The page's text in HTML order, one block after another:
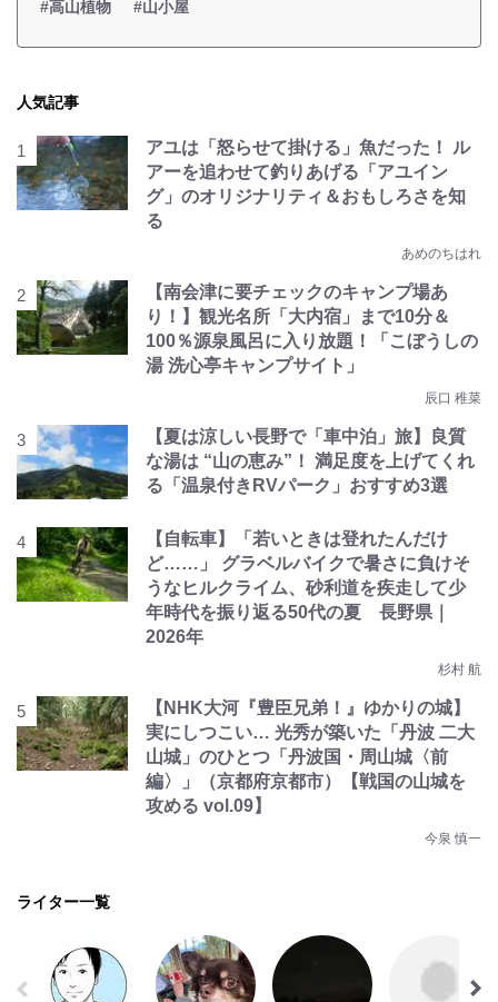
#高山植物
#山小屋
人気記事
アユは「怒らせて掛ける」魚だった！ ル
アーを追わせて釣りあげる「アユイン
グ」のオリジナリティ＆おもしろさを知
る
あめのちはれ
【南会津に要チェックのキャンプ場あ
り！】観光名所「大内宿」まで10分＆
100％源泉風呂に入り放題！「こぼうしの
湯 洗心亭キャンプサイト」
辰口 稚菜
【夏は涼しい長野で「車中泊」旅】良質
な湯は “山の恵み”！ 満足度を上げてくれ
る「温泉付きRVパーク」おすすめ3選
【自転車】「若いときは登れたんだけ
ど……」 グラベルバイクで暑さに負けそ
うなヒルクライム、砂利道を疾走して少
年時代を振り返る50代の夏 長野県｜
2026年
杉村 航
【NHK大河『豊臣兄弟！』ゆかりの城】
実にしつこい… 光秀が築いた「丹波 二大
山城」のひとつ「丹波国・周山城〈前
編〉」（京都府京都市）【戦国の山城を
攻める vol.09】
今泉 慎一
ライター一覧